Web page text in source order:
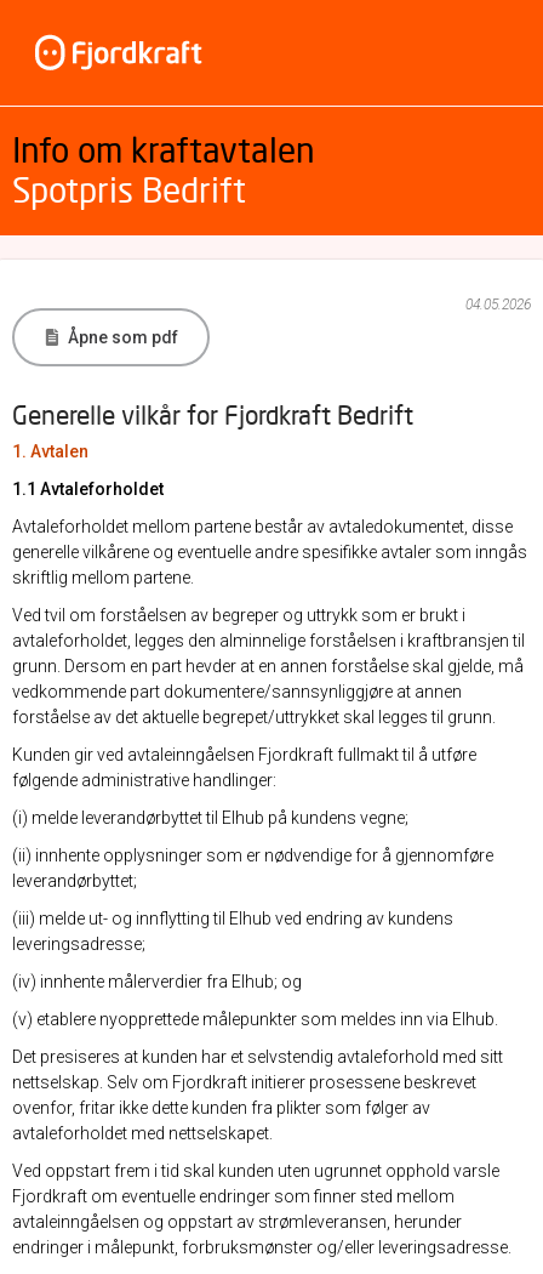
Info om kraftavtalen
Spotpris Bedrift
Åpne som pdf
04.05.2026
Generelle vilkår for Fjordkraft Bedrift
1. Avtalen
1.1 Avtaleforholdet
Avtaleforholdet mellom partene består av avtaledokumentet, disse
generelle vilkårene og eventuelle andre spesifikke avtaler som inngås
skriftlig mellom partene.
Ved tvil om forståelsen av begreper og uttrykk som er brukt i
avtaleforholdet, legges den alminnelige forståelsen i kraftbransjen til
grunn. Dersom en part hevder at en annen forståelse skal gjelde, må
vedkommende part dokumentere/sannsynliggjøre at annen
forståelse av det aktuelle begrepet/uttrykket skal legges til grunn.
Kunden gir ved avtaleinngåelsen Fjordkraft fullmakt til å utføre
følgende administrative handlinger:
(i) melde leverandørbyttet til Elhub på kundens vegne;
(ii) innhente opplysninger som er nødvendige for å gjennomføre
leverandørbyttet;
(iii) melde ut- og innflytting til Elhub ved endring av kundens
leveringsadresse;
(iv) innhente målerverdier fra Elhub; og
(v) etablere nyopprettede målepunkter som meldes inn via Elhub.
Det presiseres at kunden har et selvstendig avtaleforhold med sitt
nettselskap. Selv om Fjordkraft initierer prosessene beskrevet
ovenfor, fritar ikke dette kunden fra plikter som følger av
avtaleforholdet med nettselskapet.
Ved oppstart frem i tid skal kunden uten ugrunnet opphold varsle
Fjordkraft om eventuelle endringer som finner sted mellom
avtaleinngåelsen og oppstart av strømleveransen, herunder
endringer i målepunkt, forbruksmønster og/eller leveringsadresse.